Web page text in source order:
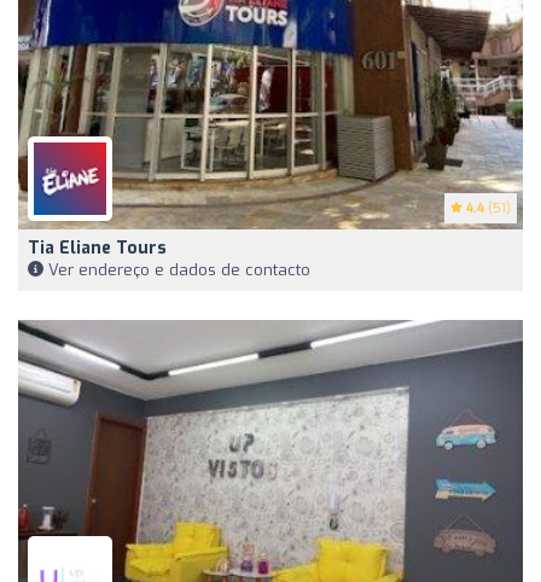
4.4 (51)
Tia Eliane Tours
Ver endereço e dados de contacto